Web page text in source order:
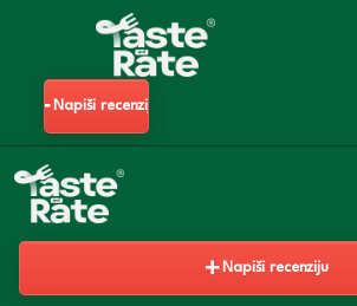
Napiši recenziju
Napiši recenziju